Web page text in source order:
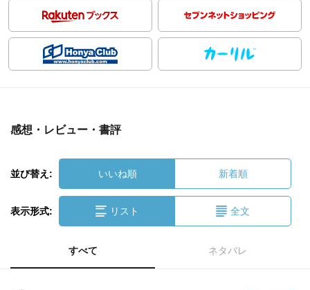
感想・レビュー・書評
並び替え: いいね順 新着順
表示形式: リスト 全文
すべて ネタバレ